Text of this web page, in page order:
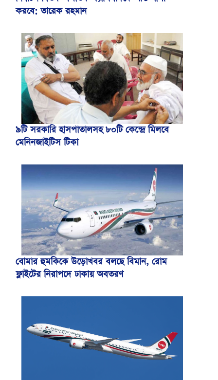
করবে: তারেক রহমান
৯টি সরকারি হাসপাতালসহ ৮০টি কেন্দ্রে মিলবে
মেনিনজাইটিস টিকা
বোমার হুমকিকে উড়োখবর বলছে বিমান, রোম
ফ্লাইটের নিরাপদে ঢাকায় অবতরণ